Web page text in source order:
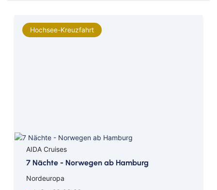
Hochsee-Kreuzfahrt
AIDA Cruises
7 Nächte - Norwegen ab Hamburg
Nordeuropa